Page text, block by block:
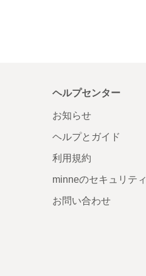
ヘルプセンター
お知らせ
ヘルプとガイド
利用規約
minneのセキュリティ
お問い合わせ